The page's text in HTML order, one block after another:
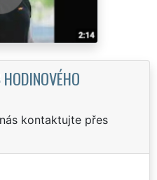
kontaktujte přes